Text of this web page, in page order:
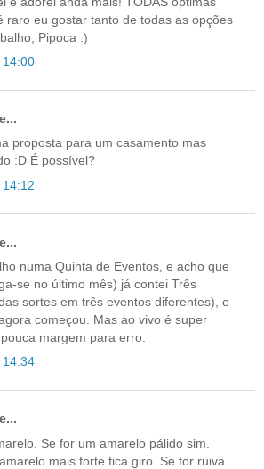
raro eu gostar tanto de todas as opções
Pipoca :)
proposta para um casamento mas
:D É possível?
numa Quinta de Eventos, e acho que
se no último mês) já contei Três
sortes em três eventos diferentes), e
começou. Mas ao vivo é super
margem para erro.
Se for um amarelo pálido sim.
mais forte fica giro. Se for ruiva